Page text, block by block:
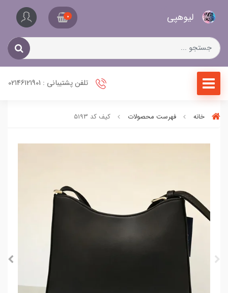
لیو‌هپی 0
تلفن پشتیبانی : 02146121901
خانه فهرست محصولات کیف کد 5193